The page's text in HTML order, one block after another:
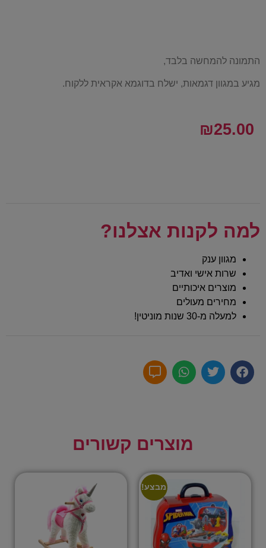
התמונה להמחשה בלבד,
מגיע במגוון דגמאות, ישלח בדוגמא אקראית ללקוח.
₪25.00
למה לקנות אצלנו?
מגוון ענק
שרות אישי ואדיב
מוצרים איכותיים
מחירים מעולים
למעלה מ-30 שנות מוניטין!
מוצרים קשורים
מבצע!